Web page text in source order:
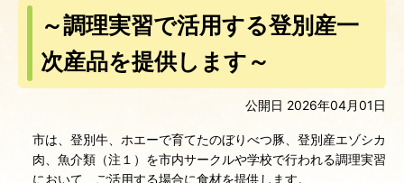
～調理実習で活用する登別産一
次産品を提供します～
公開日 2026年04月01日
市は、登別牛、ホエーで育てたのぼりべつ豚、登別産エゾシカ
肉、魚介類（注１）を市内サークルや学校で行われる調理実習
において、ご活用する場合に食材を提供します。